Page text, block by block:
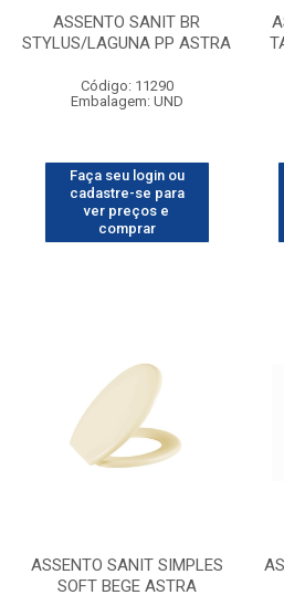
ASSENTO SANIT BR
STYLUS/LAGUNA PP ASTRA
Código: 11290
Embalagem: UND
Faça seu login ou
cadastre-se para
ver preços e
comprar
ASSENTO SANIT SIMPLES
SOFT BEGE ASTRA